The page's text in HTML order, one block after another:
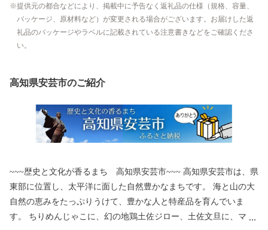
提供元の都合などにより、掲載中に予告なく返礼品の仕様（規格、容量、
パッケージ、原材料など）が変更される場合がございます。お届けした返
礼品のパッケージやラベルに記載されている注意書きなどをご確認くださ
い。
高知県安芸市のご紹介
~~~歴史と文化が香るまち 高知県安芸市~~~ 高知県安芸市は、県
東部に位置し、太平洋に面した自然豊かなまちです。 海と山の大
自然の恵みをたっぷりうけて、豊かな人と特産品を育んでいま
す。 ちりめんじゃこに、幻の地鶏土佐ジロー、土佐文旦に、マン